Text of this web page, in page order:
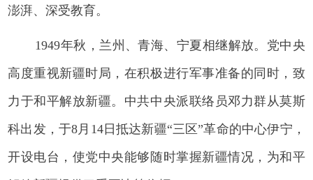
澎湃、深受教育。
1949年秋，兰州、青海、宁夏相继解放。党中央
高度重视新疆时局，在积极进行军事准备的同时，致
力于和平解放新疆。中共中央派联络员邓力群从莫斯
科出发，于8月14日抵达新疆“三区”革命的中心伊宁，
开设电台，使党中央能够随时掌握新疆情况，为和平